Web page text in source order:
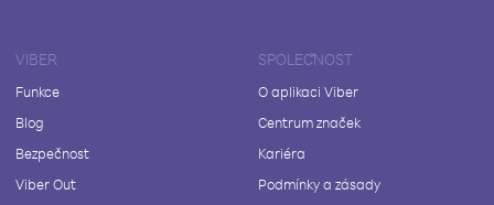
VIBER
Funkce
Blog
Bezpečnost
Viber Out
SPOLEČNOST
O aplikaci Viber
Centrum značek
Kariéra
Podmínky a zásady